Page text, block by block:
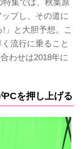
特集では、秋葉原
プし、その道に
」と大胆予想。こ
流行に乗ること
わせは2018年に
PCを押し上げる